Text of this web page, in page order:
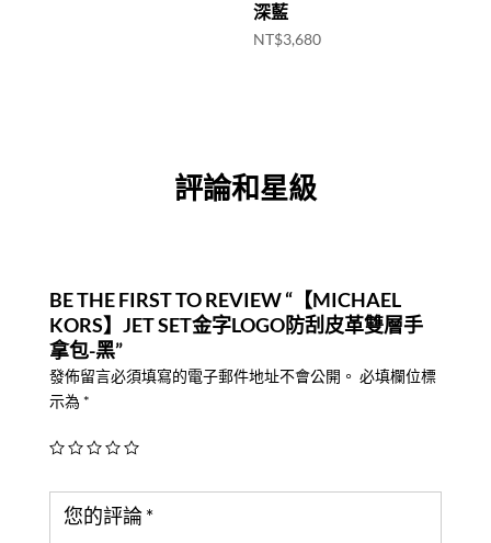
深藍
NT$3,680
評論和星級
BE THE FIRST TO REVIEW “【MICHAEL
KORS】JET SET金字LOGO防刮皮革雙層手
拿包-黑”
發佈留言必須填寫的電子郵件地址不會公開。 必填欄位標
示為 *